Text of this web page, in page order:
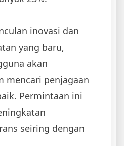
inovasi dan
yang baru,
akan
mencari penjagaan
‌Permintaan ini
seiring dengan